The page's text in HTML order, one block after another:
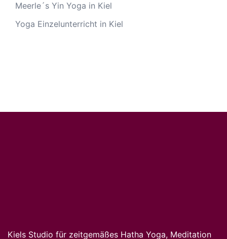
Meerle´s Yin Yoga in Kiel
Yoga Einzelunterricht in Kiel
Kiels Studio für zeitgemäßes Hatha Yoga, Meditation